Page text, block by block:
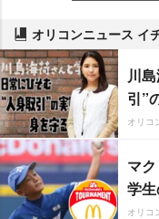
オリコンニュース イ
川
引”
オリコ
マ
学生
オリコ